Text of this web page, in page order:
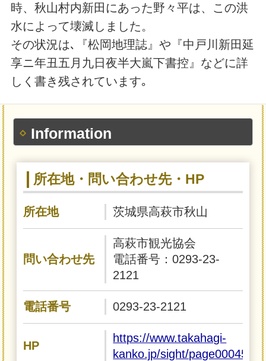
時、秋山村内新田にあった野々平は、この洪
水によって壊滅しました。
その状況は､『松岡地理誌』や『中戸川新田延
享ニ年丑五月九日夜半大嵐下書控』などに詳
しく書き残されています｡
Information
所在地・問い合わせ先・HP
所在地 茨城県高萩市秋山
問い合わせ先
高萩市観光協会
電話番号：0293-23-
2121
電話番号 0293-23-2121
HP
https://www.takahagi-
kanko.jp/sight/